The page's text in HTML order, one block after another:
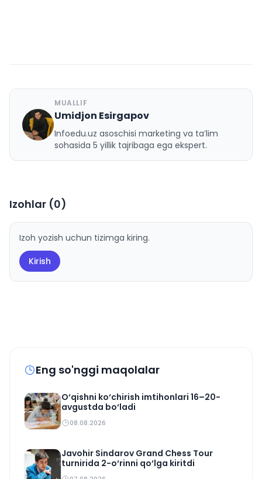
U
MUALLIF
Umidjon Esirgapov
Infoedu.uz asoschisi marketing va ta’lim
sohasida 5 yillik tajribaga ega ekspert.
Izohlar (0)
Izoh yozish uchun tizimga kiring.
Kirish
Eng so'nggi maqolalar
O‘qishni ko‘chirish imtihonlari 16–20-
avgustda bo‘ladi
08.08.2026
Javohir Sindarov Grand Chess Tour
turnirida 2-o‘rinni qo‘lga kiritdi